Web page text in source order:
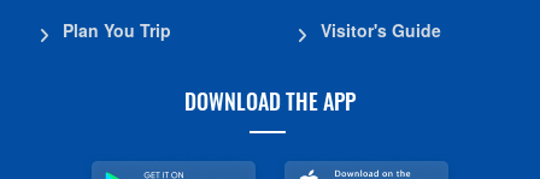
Plan You Trip
Visitor's Guide
DOWNLOAD THE APP